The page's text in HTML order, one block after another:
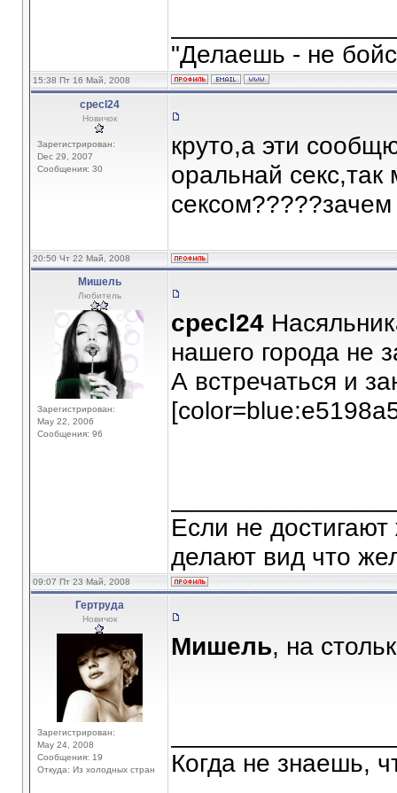
"Делаешь - не
15:38 Пт 16 Май, 2008
cpecl24
Новичок
Зарегистрирован:
Dec 29, 2007
Сообщения: 30
круто,а эти
оральнай
20:50 Чт 22 Май, 2008
Мишель
Любитель
Зарегистрирован:
May 22, 2006
Сообщения: 96
cpecl24
нашего города не
А встречаться и
Если не
делают вид что
09:07 Пт 23 Май, 2008
Гертруда
Новичок
Зарегистрирован:
May 24, 2008
Сообщения: 19
Откуда: Из холодных стран
Мишель, на
Когда не знаешь,